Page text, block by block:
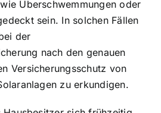
Überschwemmungen oder
sein. In solchen Fällen
der
nach den genauen
Versicherungsschutz von
zu erkundigen.